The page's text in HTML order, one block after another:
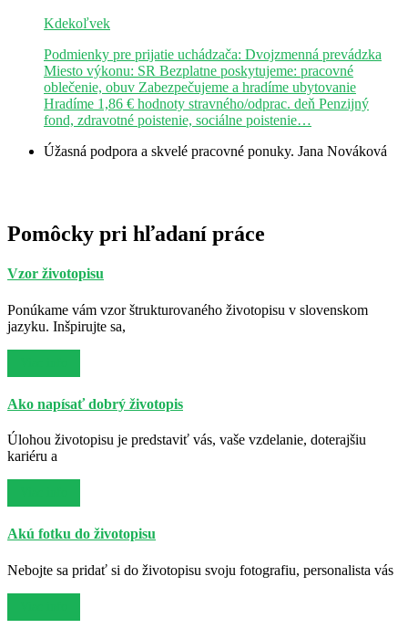
Kdekoľvek
Podmienky pre prijatie uchádzača: Dvojzmenná prevádzka
Miesto výkonu: SR Bezplatne poskytujeme: pracovné
oblečenie, obuv Zabezpečujeme a hradíme ubytovanie
Hradíme 1,86 € hodnoty stravného/odprac. deň Penzijný
fond, zdravotné poistenie, sociálne poistenie…
Úžasná podpora a skvelé pracovné ponuky. Jana Nováková
Pomôcky pri hľadaní práce
Vzor životopisu
Ponúkame vám vzor štrukturovaného životopisu v slovenskom
jazyku. Inšpirujte sa,
Ako napísať dobrý životopis
Úlohou životopisu je predstaviť vás, vaše vzdelanie, doterajšiu
kariéru a
Akú fotku do životopisu
Nebojte sa pridať si do životopisu svoju fotografiu, personalista vás